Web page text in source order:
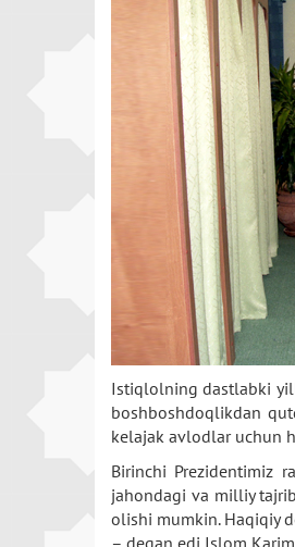
Istiqlolning dastlabki
boshboshdoqlikdan
kelajak avlodlar uchun
Birinchi Prezidentimiz
jahondagi va milliy
olishi mumkin. Haqiqiy
– degan edi Islom